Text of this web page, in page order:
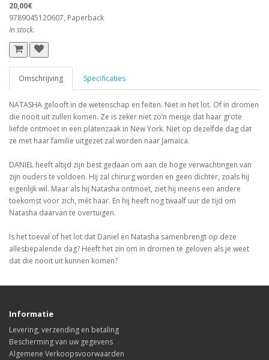
20,00€
9789045120607, Paperback
In stock.
Omschrijving Specificaties
NATASHA gelooft in de wetenschap en feiten. Niet in het lot. Of in dromen
die nooit uit zullen komen. Ze is zeker niet zo’n meisje dat haar grote
liefde ontmoet in een platenzaak in New York. Niet op dezelfde dag dat
ze met haar familie uitgezet zal worden naar Jamaica.
DANIEL heeft altijd zijn best gedaan om aan de hoge verwachtingen van
zijn ouders te voldoen. Hij zal chirurg worden en geen dichter, zoals hij
eigenlijk wil. Maar als hij Natasha ontmoet, ziet hij ineens een andere
toekomst voor zich, mét haar. En hij heeft nog twaalf uur de tijd om
Natasha daarvan te overtuigen.
Is het toeval of het lot dat Daniel en Natasha samenbrengt op deze
allesbepalende dag? Heeft het zin om in dromen te geloven als je weet
dat die nooit uit kunnen komen?
Informatie
Levering, verzending en betaling
Bescherming van uw gegevens
Algemene Verkoopsvoorwaarden